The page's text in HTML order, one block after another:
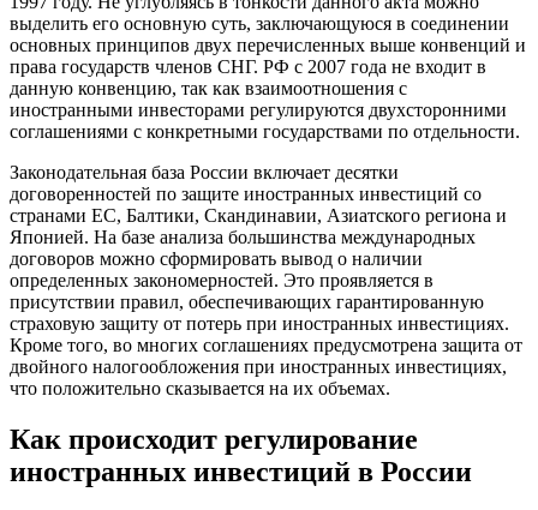
выделить его основную суть, заключающуюся в соединении
основных принципов двух перечисленных выше конвенций и
права государств членов СНГ. РФ с 2007 года не входит в
данную конвенцию, так как взаимоотношения с
иностранными инвесторами регулируются двухсторонними
соглашениями с конкретными государствами по отдельности.
Законодательная база России включает десятки
договоренностей по защите иностранных инвестиций со
странами ЕС, Балтики, Скандинавии, Азиатского региона и
Японией. На базе анализа большинства международных
договоров можно сформировать вывод о наличии
определенных закономерностей. Это проявляется в
присутствии правил, обеспечивающих гарантированную
страховую защиту от потерь при иностранных инвестициях.
Кроме того, во многих соглашениях предусмотрена защита от
двойного налогообложения при иностранных инвестициях,
что положительно сказывается на их объемах.
Как происходит регулирование
иностранных инвестиций в России